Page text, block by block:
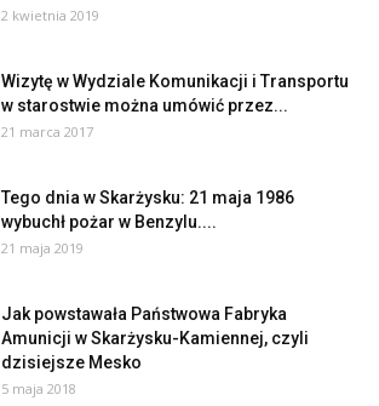
2 kwietnia 2019
Wizytę w Wydziale Komunikacji i Transportu
w starostwie można umówić przez...
21 marca 2017
Tego dnia w Skarżysku: 21 maja 1986
wybuchł pożar w Benzylu....
21 maja 2019
Jak powstawała Państwowa Fabryka
Amunicji w Skarżysku-Kamiennej, czyli
dzisiejsze Mesko
5 maja 2018